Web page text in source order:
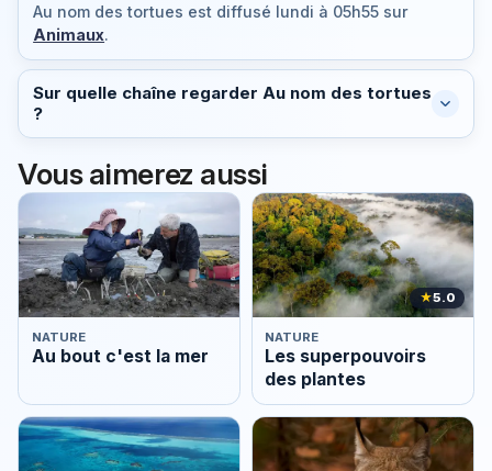
Au nom des tortues est diffusé lundi à 05h55 sur
Animaux.
Sur quelle chaîne regarder Au nom des tortues
?
Vous aimerez aussi
NATURE
Au bout c'est la mer
★5.0
NATURE
Les superpouvoirs
des plantes